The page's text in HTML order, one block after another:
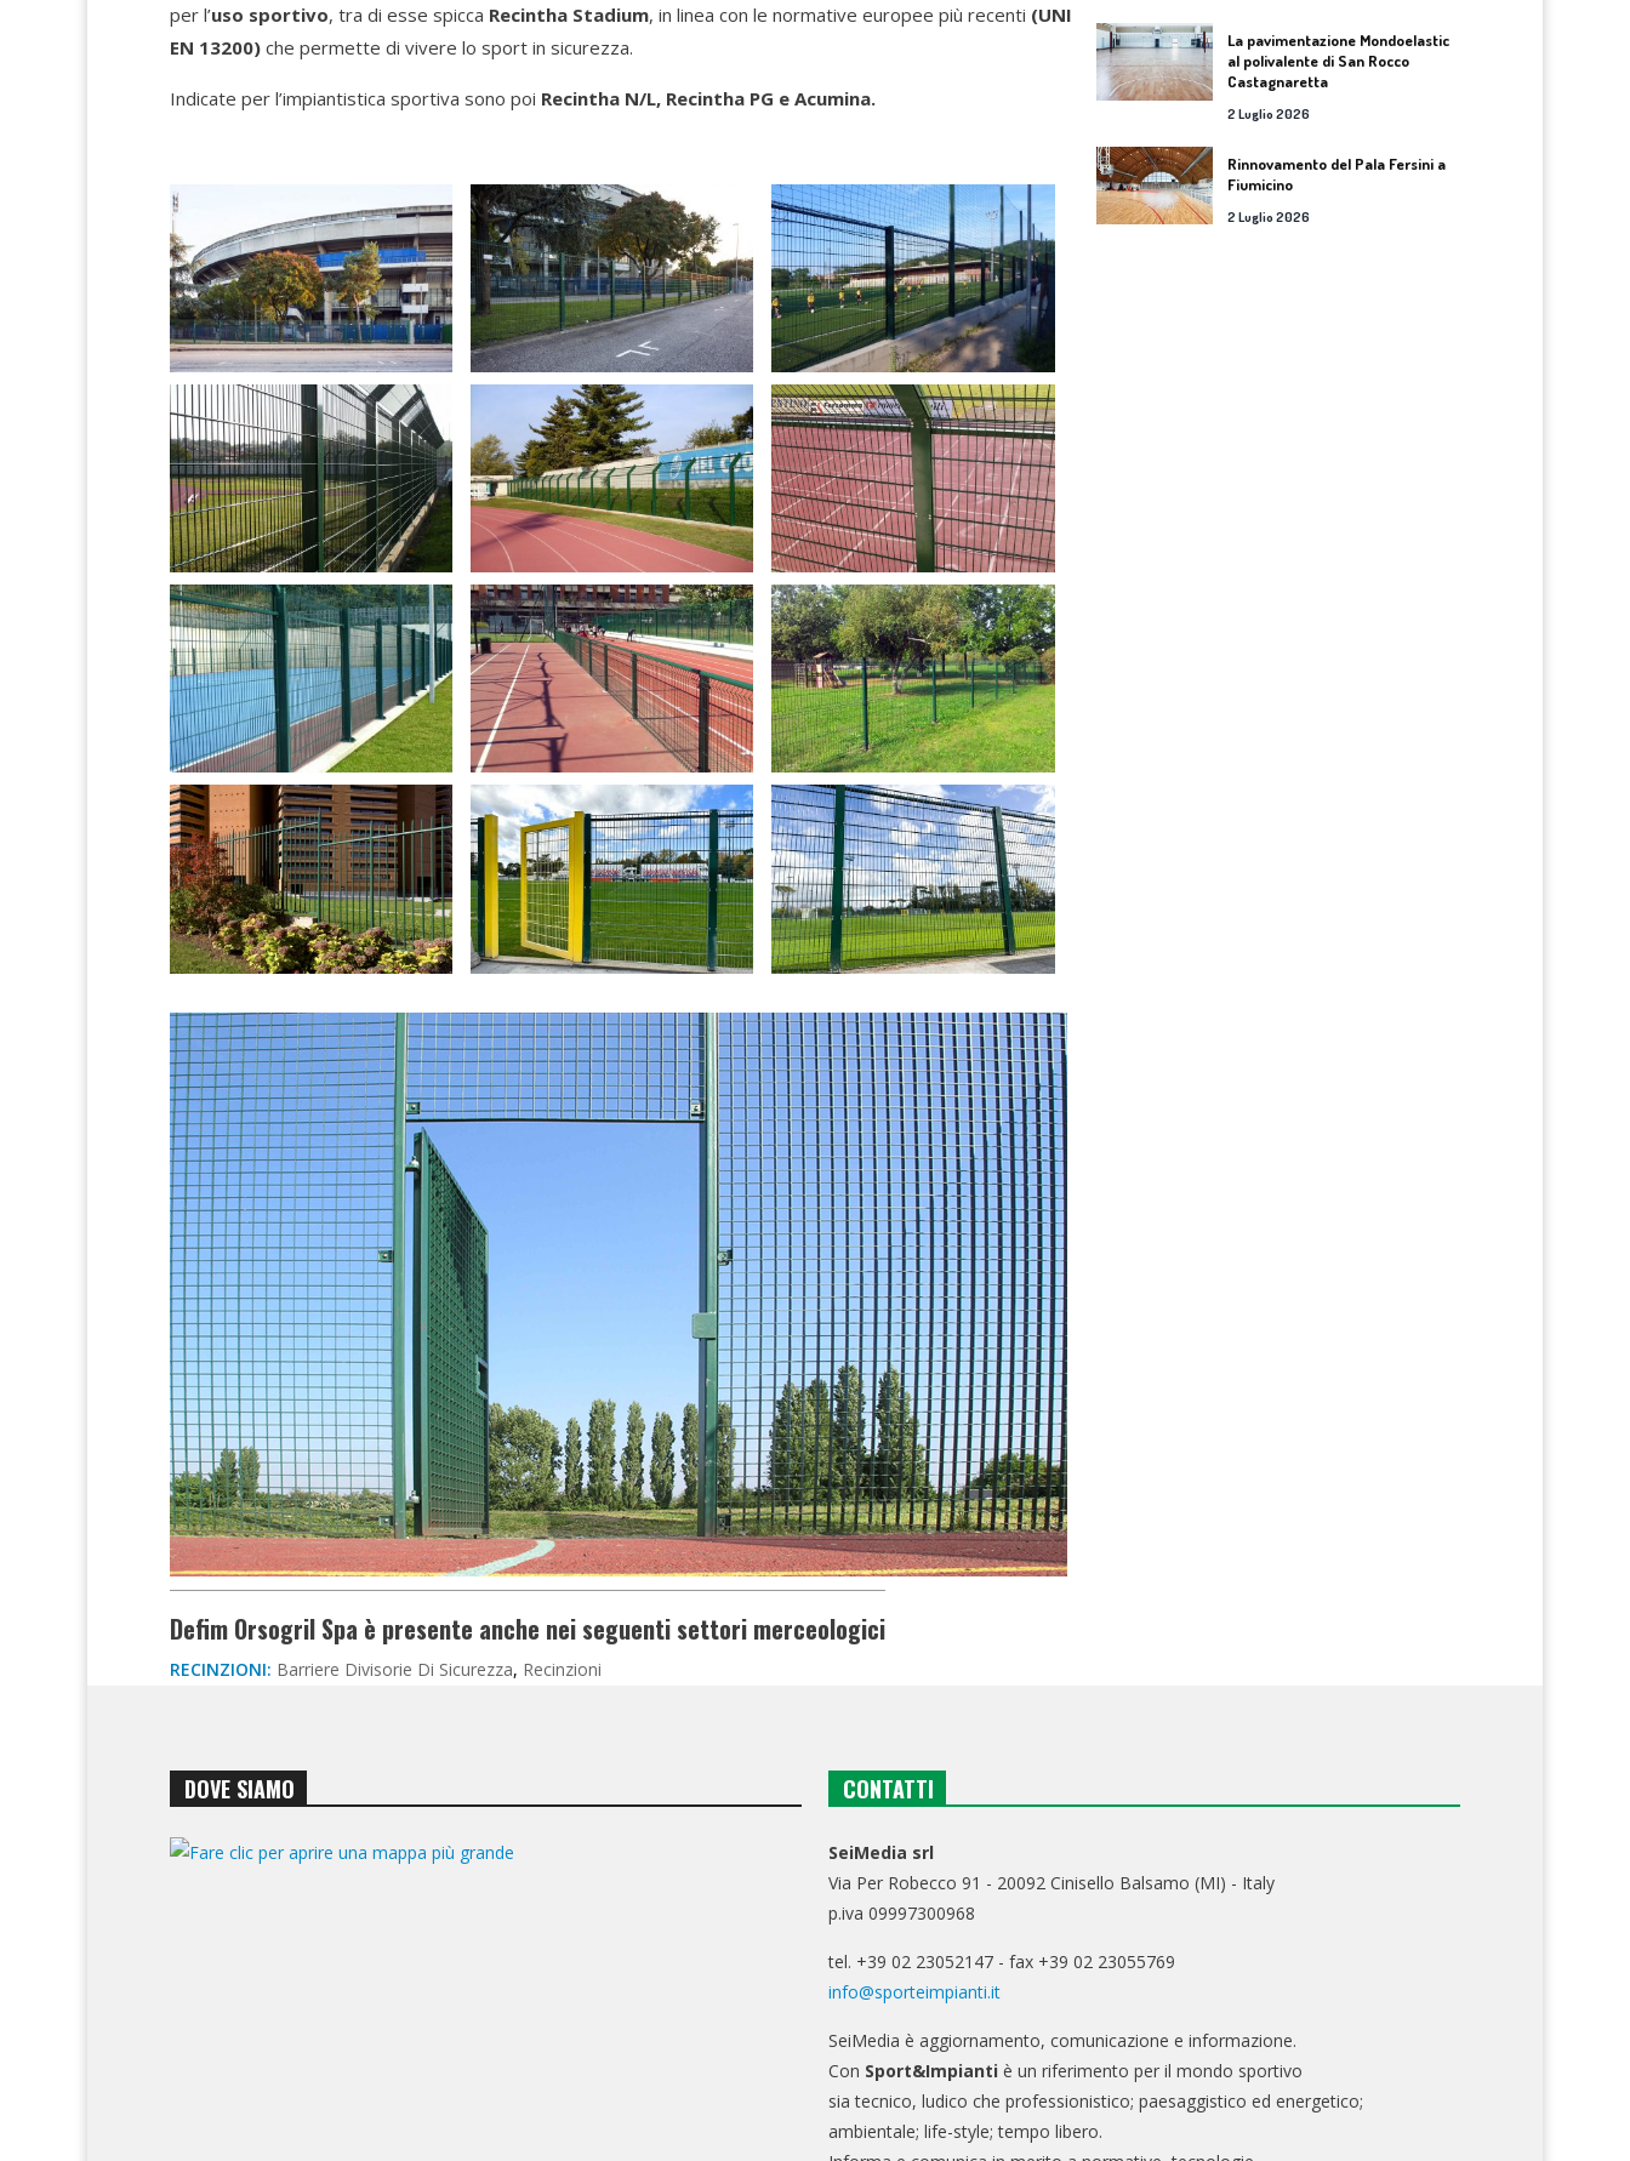
per l’uso sportivo, tra di esse spicca Recintha Stadium, in linea con le normative europee più recenti (UNI
EN 13200) che permette di vivere lo sport in sicurezza.
Indicate per l’impiantistica sportiva sono poi Recintha N/L, Recintha PG e Acumina.
Defim Orsogril Spa è presente anche nei seguenti settori merceologici
RECINZIONI: Barriere Divisorie Di Sicurezza, Recinzioni
La pavimentazione Mondoelastic
al polivalente di San Rocco
Castagnaretta
2 Luglio 2026
Rinnovamento del Pala Fersini a
Fiumicino
2 Luglio 2026
DOVE SIAMO CONTATTI
SeiMedia srl
Via Per Robecco 91 - 20092 Cinisello Balsamo (MI) - Italy
p.iva 09997300968
tel. +39 02 23052147 - fax +39 02 23055769
info@sporteimpianti.it
SeiMedia è aggiornamento, comunicazione e informazione.
Con Sport&Impianti è un riferimento per il mondo sportivo
sia tecnico, ludico che professionistico; paesaggistico ed energetico;
ambientale; life-style; tempo libero.